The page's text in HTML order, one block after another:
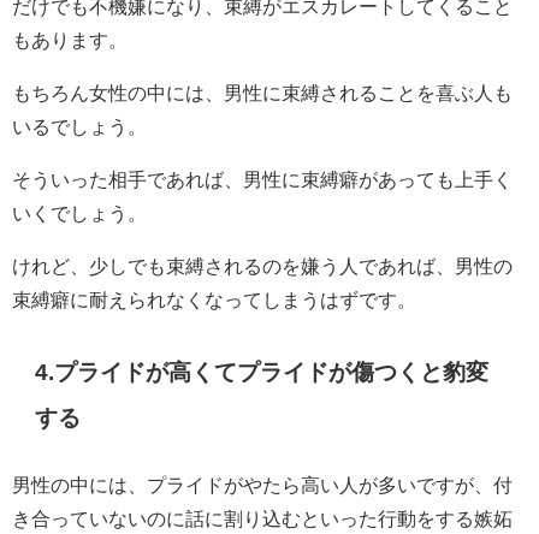
だけでも不機嫌になり、束縛がエスカレートしてくること
もあります。
もちろん女性の中には、男性に束縛されることを喜ぶ人も
いるでしょう。
そういった相手であれば、男性に束縛癖があっても上手く
いくでしょう。
けれど、少しでも束縛されるのを嫌う人であれば、男性の
束縛癖に耐えられなくなってしまうはずです。
4.プライドが高くてプライドが傷つくと豹変
する
男性の中には、プライドがやたら高い人が多いですが、付
き合っていないのに話に割り込むといった行動をする嫉妬